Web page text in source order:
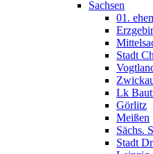
Sachsen
01.
Stadt
Lk
Görlitz
Meißen
Sächs.
Stadt